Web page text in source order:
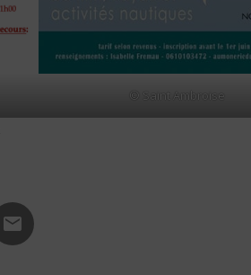
© Saint Ambroise